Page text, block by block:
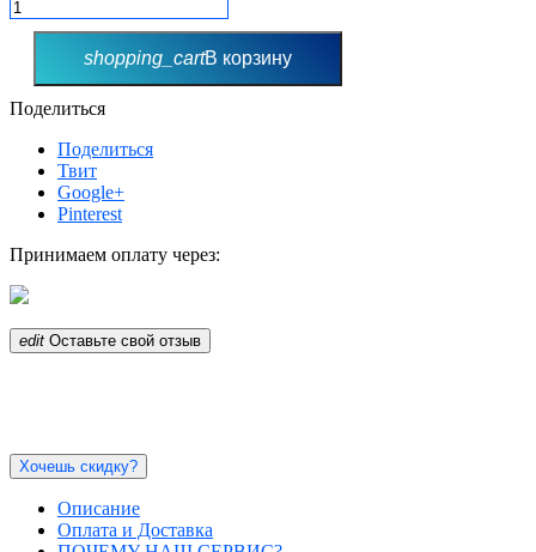
shopping_cartВ корзину
Поделиться
Поделиться
Твит
Google+
Pinterest
Принимаем оплату через:
edit Оставьте свой отзыв
Хочешь скидку?
Описание
Оплата и Доставка